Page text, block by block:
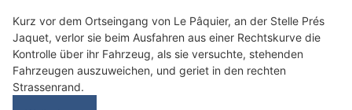
Kurz vor dem Ortseingang von Le Pâquier, an der Stelle Prés
Jaquet, verlor sie beim Ausfahren aus einer Rechtskurve die
Kontrolle über ihr Fahrzeug, als sie versuchte, stehenden
Fahrzeugen auszuweichen, und geriet in den rechten
Strassenrand.